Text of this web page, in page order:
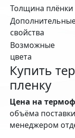
Толщина плёнки
свойства
Возможные
цвета
Купить
пленку
Цена на
объёма
менеджером